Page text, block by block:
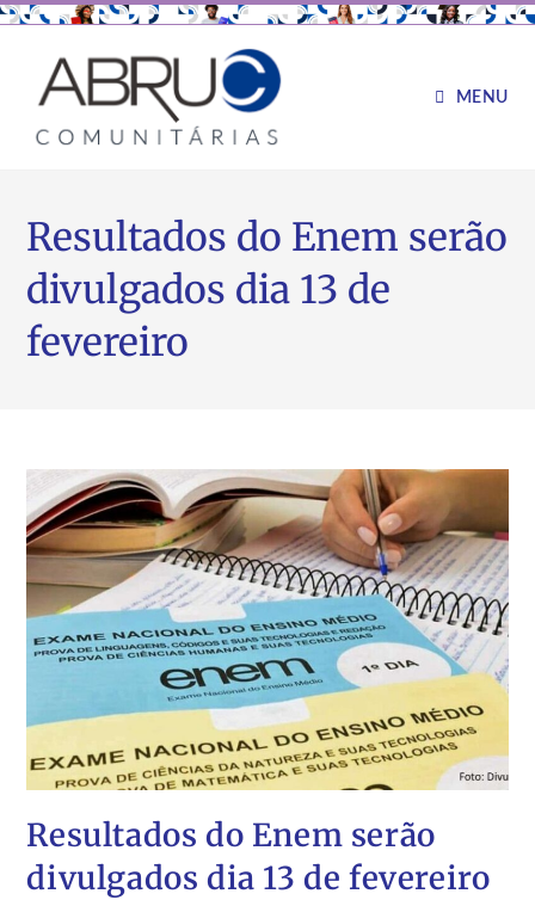
MENU
Resultados do Enem serão
divulgados dia 13 de
fevereiro
Resultados do Enem serão
divulgados dia 13 de fevereiro